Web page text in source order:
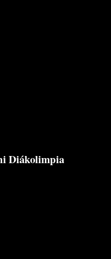
Diákolimpia